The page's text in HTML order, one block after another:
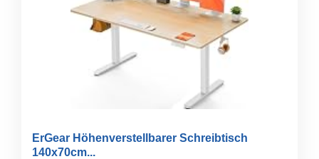
ErGear Höhenverstellbarer Schreibtisch
140x70cm...